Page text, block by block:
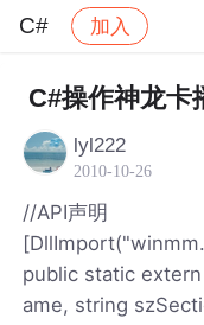
C# 加入
社区 C# 帖
C#操作神龙卡
lyl222
2010-10-26
//API声明
public static
ame, string